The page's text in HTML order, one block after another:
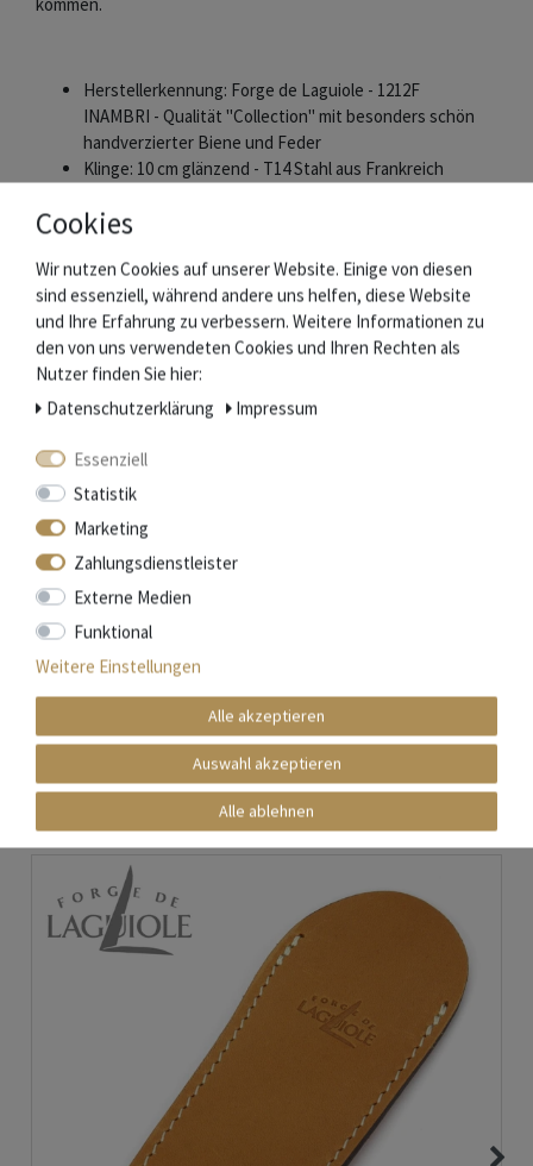
Herstellerkennung: Forge de Laguiole - 1212F
INAMBRI - Qualität "Collection" mit besonders schön
handverzierter Biene und Feder
Klinge: 10 cm glänzend - T14 Stahl aus Frankreich
Backen: glänzend
Gewicht: 90 g
Lieferumfang
Messer
Geschenkbox
Forge de Laguiole
Die 1987 gegründete "Schmiede von Laguiole" ist einer der
wenigen Messerhersteller, die direkt im Ort Laguiole ansässig
sind. Der Name bürgt für höchste Qualität und
handwerkliches "Made in France".
Mehr Informationen zum EU Verantwortlichen »
Cookies
Wir nutzen Cookies auf unserer Website. Einige von diesen
sind essenziell, während andere uns helfen, diese Website
und Ihre Erfahrung zu verbessern. Weitere Informationen zu
den von uns verwendeten Cookies und Ihren Rechten als
Nutzer finden Sie hier:
Daten­schutz­erklärung
Impressum
Essenziell
Statistik
Marketing
Zahlungsdienstleister
Externe Medien
Funktional
Weitere Einstellungen
Alle akzeptieren
Auswahl akzeptieren
Alle ablehnen